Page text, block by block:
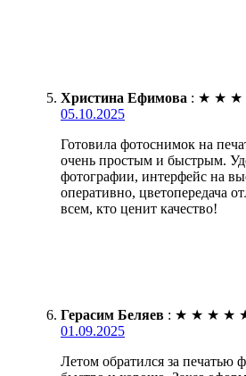
Христина Ефимова : ★ ★ ★
05.10.2025
Готовила фотоснимок на
очень простым и быстрым.
фотографии, интерфейс на
оперативно, цветопередача
всем, кто ценит качество!
Герасим Беляев : ★ ★ ★ ★
01.09.2025
Летом обратился за печатью